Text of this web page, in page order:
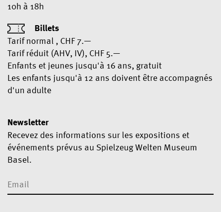
10h à 18h
Billets
Tarif normal , CHF 7.—
Tarif réduit (AHV, IV), CHF 5.—
Enfants et jeunes jusqu'à 16 ans, gratuit
Les enfants jusqu'à 12 ans doivent être accompagnés
d'un adulte
Newsletter
Recevez des informations sur les expositions et
événements prévus au Spielzeug Welten Museum
Basel.